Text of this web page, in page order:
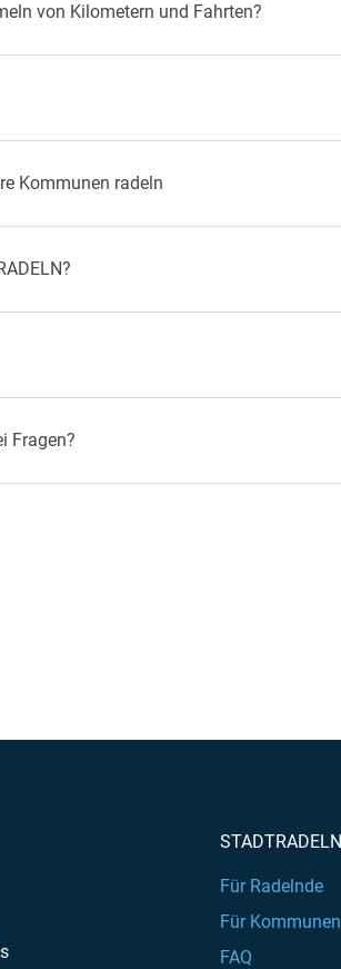
von Kilometern und Fahrten?
Kommunen radeln
Fragen?
STADTRADELN
Für Radelnde
Für Kommunen
FAQ